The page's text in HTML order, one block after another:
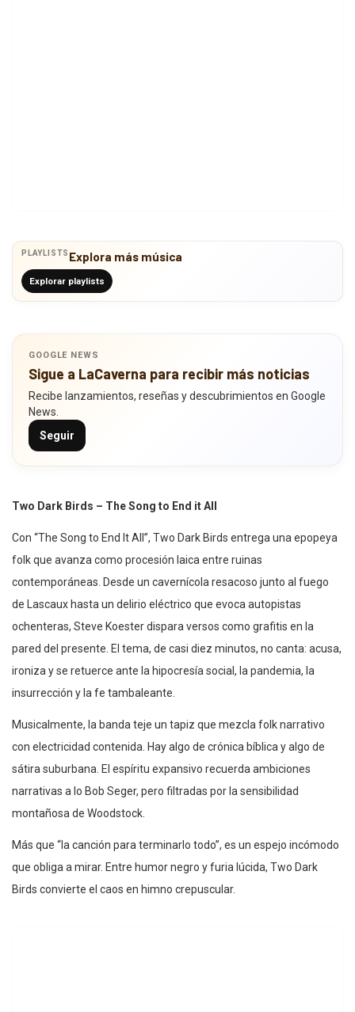
PLAYLISTS Explora más música
Explorar playlists
GOOGLE NEWS
Sigue a LaCaverna para recibir más noticias
Recibe lanzamientos, reseñas y descubrimientos en Google
News.
Seguir
Two Dark Birds – The Song to End it All
Con “The Song to End It All”, Two Dark Birds entrega una epopeya
folk que avanza como procesión laica entre ruinas
contemporáneas. Desde un cavernícola resacoso junto al fuego
de Lascaux hasta un delirio eléctrico que evoca autopistas
ochenteras, Steve Koester dispara versos como grafitis en la
pared del presente. El tema, de casi diez minutos, no canta: acusa,
ironiza y se retuerce ante la hipocresía social, la pandemia, la
insurrección y la fe tambaleante.
Musicalmente, la banda teje un tapiz que mezcla folk narrativo
con electricidad contenida. Hay algo de crónica bíblica y algo de
sátira suburbana. El espíritu expansivo recuerda ambiciones
narrativas a lo Bob Seger, pero filtradas por la sensibilidad
montañosa de Woodstock.
Más que “la canción para terminarlo todo”, es un espejo incómodo
que obliga a mirar. Entre humor negro y furia lúcida, Two Dark
Birds convierte el caos en himno crepuscular.